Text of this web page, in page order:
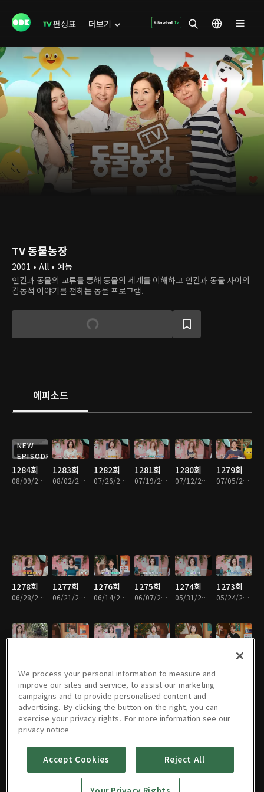
편성표 더보기
TV 동물농장
2001 • All • 예능
인간과 동물의 교류를 통해 동물의 세계를 이해하고 인간과 동물 사이의
감동적 이야기를 전하는 동물 프로그램.
에피소드
NEW
EPISODE
1284회
08/09/2026 • 1시간 8분
1283회
08/02/2026 • 1시간 8분
1282회
07/26/2026 • 1시간 8분
1281회
07/19/2026 • 1시간 8분
1280회
07/12/2026 • 1시간 8분
1279회
07/05/2026 • 1시간 4분
1278회
06/28/2026 • 1시간 4분
1277회
06/21/2026 • 1시간 7분
1276회
06/14/2026 • 1시간 5분
1275회
06/07/2026 • 1시간 4분
1274회
05/31/2026 • 1시간 2분
1273회
05/24/2026 • 1시간 8분
1267회
1266회
04/05/2026 • 1시간 4분
1265회 1264회 1263회 1262회 1261회
We process your personal information to measure and
improve our sites and service, to assist our marketing
campaigns and to provide personalised content and
advertising. By clicking the button on the right, you can
exercise your privacy rights. For more information see our
privacy notice
Accept Cookies Reject All